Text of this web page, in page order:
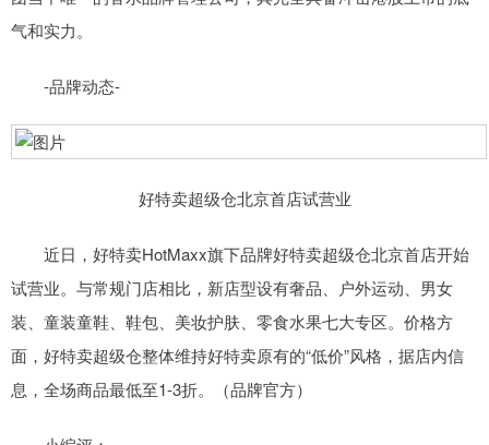
气和实力。
-品牌动态-
好特卖超级仓北京首店试营业
近日，好特卖HotMaxx旗下品牌好特卖超级仓北京首店开始
试营业。与常规门店相比，新店型设有奢品、户外运动、男女
装、童装童鞋、鞋包、美妆护肤、零食水果七大专区。价格方
面，好特卖超级仓整体维持好特卖原有的“低价”风格，据店内信
息，全场商品最低至1-3折。（品牌官方）